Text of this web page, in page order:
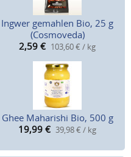
Ingwer gemahlen Bio, 25 g
(Cosmoveda)
2,59 € 103,60 € / kg
Ghee Maharishi Bio, 500 g
19,99 € 39,98 € / kg